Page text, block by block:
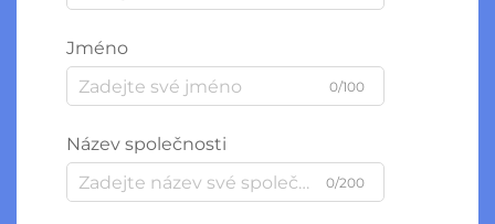
Jméno
0/100
Název společnosti
0/200